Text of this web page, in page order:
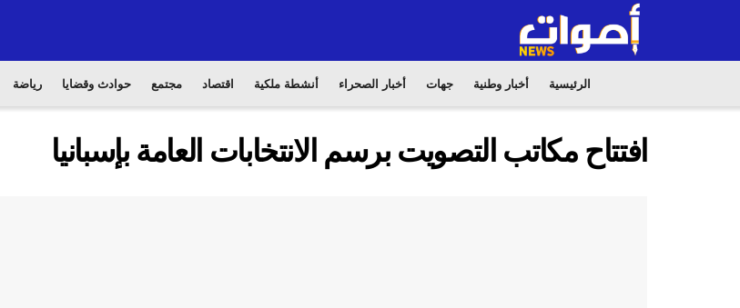
الرئيسية أخبار وطنية جهات أخبار الصحراء أنشطة ملكية اقتصاد مجتمع حوادث وقضايا رياضة
افتتاح مكاتب التصويت برسم الانتخابات العامة بإسبانيا